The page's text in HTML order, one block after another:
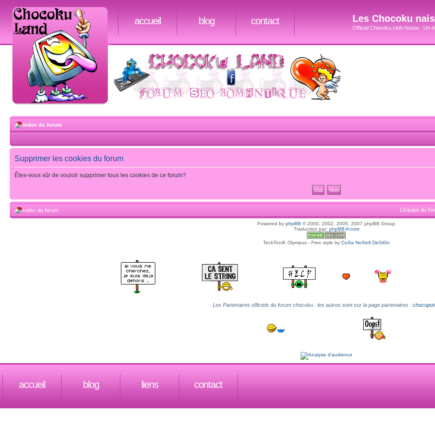
Les Chocoku
Official Chocoku club-house : Un
accueil blog contact
Index du forum
Supprimer les cookies du forum
Êtes-vous sûr de vouloir supprimer tous les cookies de ce forum?
Index du forum L’équipe du
Powered by phpBB © 2000, 2002, 2005, 2007 phpBB Group
Traduction par: phpBB-fr.com
TeckToniK Olympus - Free style by CoSa NoStrA DeSiGn
Les Partenaires officiels du forum chocoku : les autres sont sur la page partenaires :
accueil blog liens contact